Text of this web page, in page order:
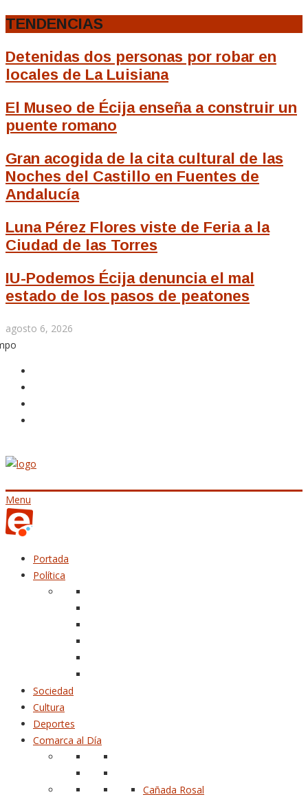
TENDENCIAS
Detenidas dos personas por robar en
locales de La Luisiana
El Museo de Écija enseña a construir un
puente romano
Gran acogida de la cita cultural de las
Noches del Castillo en Fuentes de
Andalucía
Luna Pérez Flores viste de Feria a la
Ciudad de las Torres
IU-Podemos Écija denuncia el mal
estado de los pasos de peatones
agosto 6, 2026
Menu
Portada
Política
Sociedad
Cultura
Deportes
Comarca al Día
Cañada Rosal